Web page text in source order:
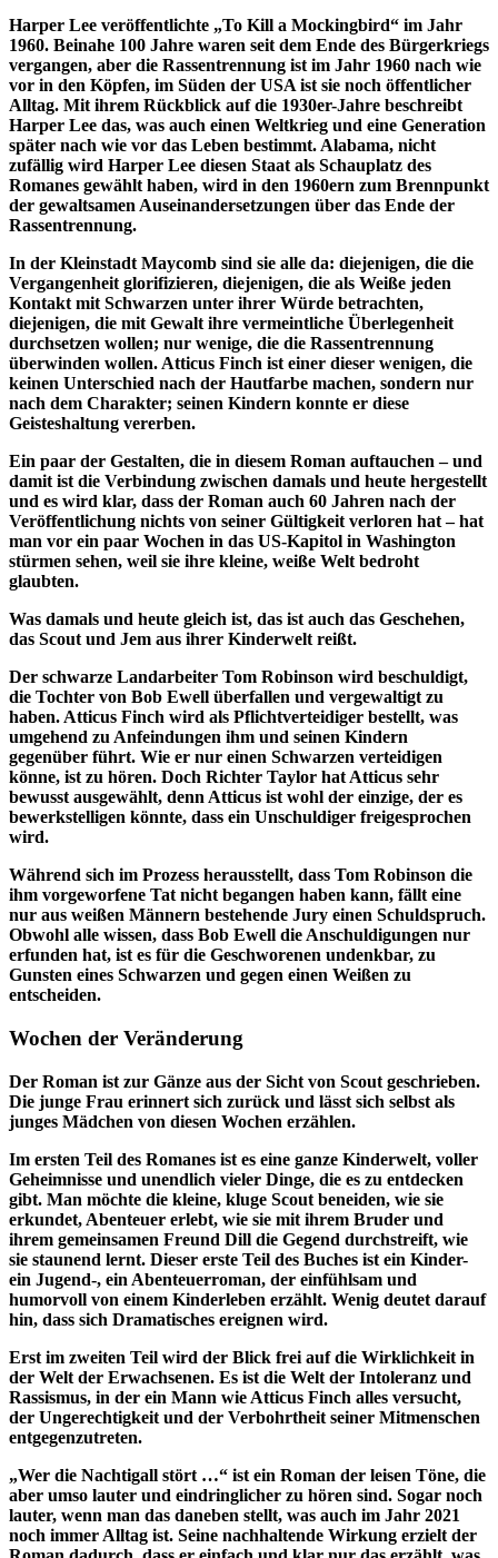
Harper Lee veröffentlichte „To Kill a Mockingbird“ im Jahr
1960. Beinahe 100 Jahre waren seit dem Ende des Bürgerkriegs
vergangen, aber die Rassentrennung ist im Jahr 1960 nach wie
vor in den Köpfen, im Süden der USA ist sie noch öffentlicher
Alltag. Mit ihrem Rückblick auf die 1930er-Jahre beschreibt
Harper Lee das, was auch einen Weltkrieg und eine Generation
später nach wie vor das Leben bestimmt. Alabama, nicht
zufällig wird Harper Lee diesen Staat als Schauplatz des
Romanes gewählt haben, wird in den 1960ern zum Brennpunkt
der gewaltsamen Auseinandersetzungen über das Ende der
Rassentrennung.
In der Kleinstadt Maycomb sind sie alle da: diejenigen, die die
Vergangenheit glorifizieren, diejenigen, die als Weiße jeden
Kontakt mit Schwarzen unter ihrer Würde betrachten,
diejenigen, die mit Gewalt ihre vermeintliche Überlegenheit
durchsetzen wollen; nur wenige, die die Rassentrennung
überwinden wollen. Atticus Finch ist einer dieser wenigen, die
keinen Unterschied nach der Hautfarbe machen, sondern nur
nach dem Charakter; seinen Kindern konnte er diese
Geisteshaltung vererben.
Ein paar der Gestalten, die in diesem Roman auftauchen – und
damit ist die Verbindung zwischen damals und heute hergestellt
und es wird klar, dass der Roman auch 60 Jahren nach der
Veröffentlichung nichts von seiner Gültigkeit verloren hat – hat
man vor ein paar Wochen in das US-Kapitol in Washington
stürmen sehen, weil sie ihre kleine, weiße Welt bedroht
glaubten.
Was damals und heute gleich ist, das ist auch das Geschehen,
das Scout und Jem aus ihrer Kinderwelt reißt.
Der schwarze Landarbeiter Tom Robinson wird beschuldigt,
die Tochter von Bob Ewell überfallen und vergewaltigt zu
haben. Atticus Finch wird als Pflichtverteidiger bestellt, was
umgehend zu Anfeindungen ihm und seinen Kindern
gegenüber führt. Wie er nur einen Schwarzen verteidigen
könne, ist zu hören. Doch Richter Taylor hat Atticus sehr
bewusst ausgewählt, denn Atticus ist wohl der einzige, der es
bewerkstelligen könnte, dass ein Unschuldiger freigesprochen
wird.
Während sich im Prozess herausstellt, dass Tom Robinson die
ihm vorgeworfene Tat nicht begangen haben kann, fällt eine
nur aus weißen Männern bestehende Jury einen Schuldspruch.
Obwohl alle wissen, dass Bob Ewell die Anschuldigungen nur
erfunden hat, ist es für die Geschworenen undenkbar, zu
Gunsten eines Schwarzen und gegen einen Weißen zu
entscheiden.
Wochen der Veränderung
Der Roman ist zur Gänze aus der Sicht von Scout geschrieben.
Die junge Frau erinnert sich zurück und lässt sich selbst als
junges Mädchen von diesen Wochen erzählen.
Im ersten Teil des Romanes ist es eine ganze Kinderwelt, voller
Geheimnisse und unendlich vieler Dinge, die es zu entdecken
gibt. Man möchte die kleine, kluge Scout beneiden, wie sie
erkundet, Abenteuer erlebt, wie sie mit ihrem Bruder und
ihrem gemeinsamen Freund Dill die Gegend durchstreift, wie
sie staunend lernt. Dieser erste Teil des Buches ist ein Kinder-
ein Jugend-, ein Abenteuerroman, der einfühlsam und
humorvoll von einem Kinderleben erzählt. Wenig deutet darauf
hin, dass sich Dramatisches ereignen wird.
Erst im zweiten Teil wird der Blick frei auf die Wirklichkeit in
der Welt der Erwachsenen. Es ist die Welt der Intoleranz und
Rassismus, in der ein Mann wie Atticus Finch alles versucht,
der Ungerechtigkeit und der Verbohrtheit seiner Mitmenschen
entgegenzutreten.
„Wer die Nachtigall stört …“ ist ein Roman der leisen Töne, die
aber umso lauter und eindringlicher zu hören sind. Sogar noch
lauter, wenn man das daneben stellt, was auch im Jahr 2021
noch immer Alltag ist. Seine nachhaltende Wirkung erzielt der